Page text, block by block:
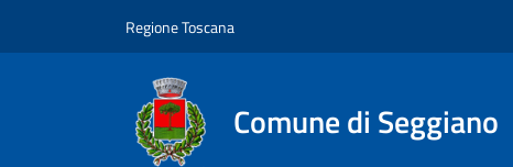
Regione Toscana
Comune di Seggiano